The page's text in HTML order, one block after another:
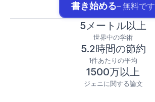
書き始める– 無料です
5メートル以上
世界中の学術
5.2時間の節約
1件あたりの平均
1500万以上
ジェニに関する論文